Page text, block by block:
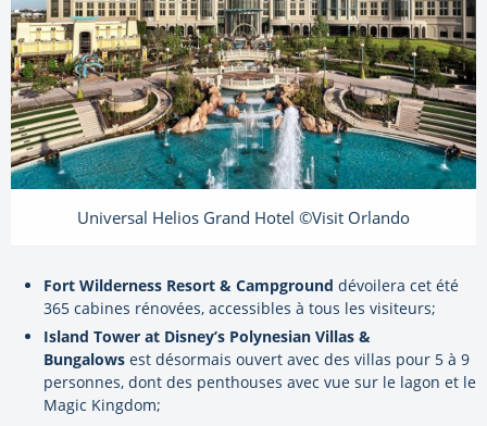
Universal Helios Grand Hotel ©Visit Orlando
Fort Wilderness Resort & Campground dévoilera cet été
365 cabines rénovées, accessibles à tous les visiteurs;
Island Tower at Disney’s Polynesian Villas &
Bungalows est désormais ouvert avec des villas pour 5 à 9
personnes, dont des penthouses avec vue sur le lagon et le
Magic Kingdom;